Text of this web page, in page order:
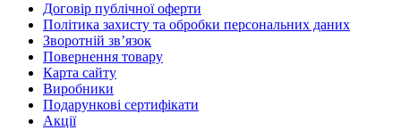
Договір публічної оферти
Політика захисту та обробки персональних даних
Зворотній зв’язок
Повернення товару
Карта сайту
Виробники
Подарункові сертифікати
Акції